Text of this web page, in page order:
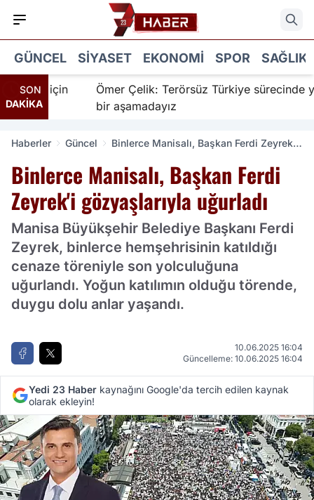
GÜNCEL SIYASET EKONOMI SPOR SAĞLIK
SON
DAKİKA
için
Ömer Çelik: Terörsüz Türkiye sürecinde
bir aşamadayız
Haberler Güncel
Binlerce Manisalı, Başkan Ferdi Zeyrek'i
Binlerce Manisalı, Başkan Ferdi
Zeyrek'i gözyaşlarıyla uğurladı
Manisa Büyükşehir Belediye Başkanı Ferdi
Zeyrek, binlerce hemşehrisinin katıldığı
cenaze töreniyle son yolculuğuna
uğurlandı. Yoğun katılımın olduğu törende,
duygu dolu anlar yaşandı.
10.06.2025 16:04
Güncelleme: 10.06.2025 16:04
Yedi 23 Haber kaynağını Google'da tercih edilen kaynak
olarak ekleyin!